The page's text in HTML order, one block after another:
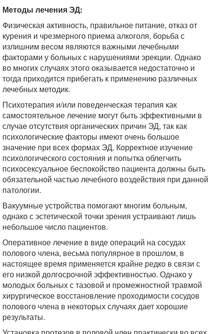
Методы лечения ЭД:
Физическая активность, правильное питание, отказ от
курения и чрезмерного приема алкоголя, борьба с
излишним весом являются важными лечебными
факторами у больных с нарушениями эрекции. Однако
во многих случаях этого оказывается недостаточно и
тогда приходится прибегать к применению различных
лечебных методик.
Психотерапия и/или поведенческая терапия как
самостоятельное лечение могут быть эффективными в
случае отсутствия органических причин ЭД, так как
психологические факторы имеют очень большое
значение при всех формах ЭД. Корректное изучение
психологического состояния и попытка облегчить
психосексуальное беспокойство пациента должны быть
обязательной частью лечебного воздействия при данной
патологии.
Вакуумные устройства помогают многим больным,
однако с эстетической точки зрения устраивают лишь
небольшое число пациентов.
Оперативное лечение в виде операций на сосудах
полового члена, весьма популярное в прошлом, в
настоящее время применяется крайне редко в связи с
его низкой долгосрочной эффективностью. Однако у
молодых больных с тазовой и промежностной травмой
хирургическое восстановление проходимости сосудов
полового члена в некоторых случаях дает хорошие
результаты.